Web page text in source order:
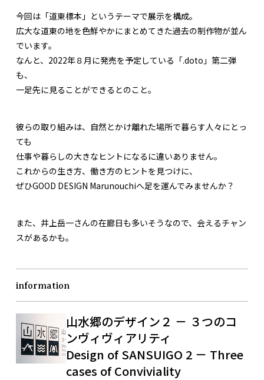
今回は「道東標本」というテーマで展示を構成。
広大な道東の地を色鮮やかにまとめてきた過去の制作物が並ん
でいます。
なんと、2022年８月に発売を予定している「.doto」第二弾
も、
一足先に見ることができるとのこと。
彼らの取り組みは、自然とかけ離れた場所で暮らす人々にとっ
ても
仕事や暮らしの大きなヒントになるに違いありません。
これからの生き方、働き方のヒントを見つけに、
ぜひGOOD DESIGN Marunouchiへ足を運んでみませんか？
また、井上岳一さんの在廊日も多いそうなので、会えるチャン
スがあるかも。
information
山水郷のデザイン２ － ３つのコ
ンヴィヴィアリティ
Design of SANSUIGO 2 － Three
cases of Conviviality